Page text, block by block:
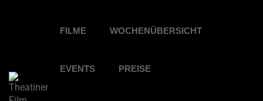
FILME WOCHENÜBERSICHT
EVENTS PREISE